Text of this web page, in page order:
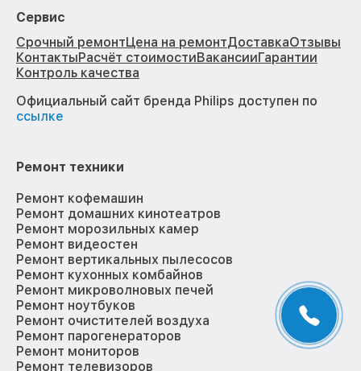
Сервис
Срочный ремонтЦена на ремонтДоставкаОтзывы
КонтактыРасчёт стоимостиВакансииГарантии
Контроль качества
Официальный сайт бренда Philips доступен по
ссылке
Ремонт техники
Ремонт кофемашин
Ремонт домашних кинотеатров
Ремонт морозильных камер
Ремонт видеостен
Ремонт вертикальных пылесосов
Ремонт кухонных комбайнов
Ремонт микроволновых печей
Ремонт ноутбуков
Ремонт очистителей воздуха
Ремонт парогенераторов
Ремонт мониторов
Ремонт телевизоров